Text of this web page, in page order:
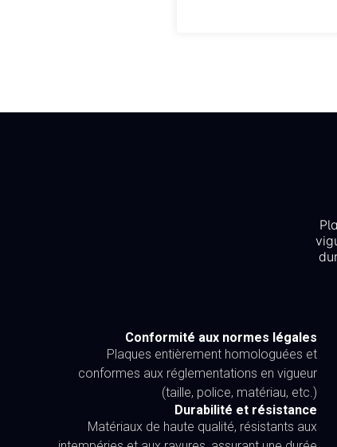
Conformité aux normes légales
Plaques entièrement homologuées et
conformes aux réglementations en vigueur
(taille, police, matériau, etc.)
Durabilité et résistance
Matériaux de haute qualité, résistants aux